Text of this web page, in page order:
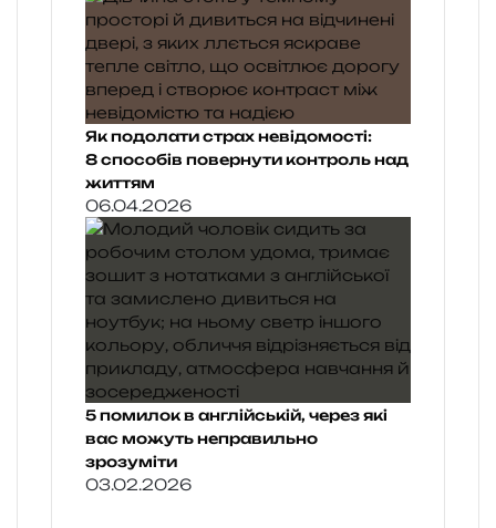
Як подолати страх невідомості:
8 способів повернути контроль над
життям
06.04.2026
5 помилок в англійській, через які
вас можуть неправильно
зрозуміти
03.02.2026